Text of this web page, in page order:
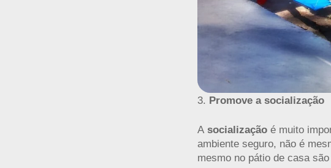
Promove a socialização
A socialização é muito
ambiente seguro, não é
mesmo no pátio de casa